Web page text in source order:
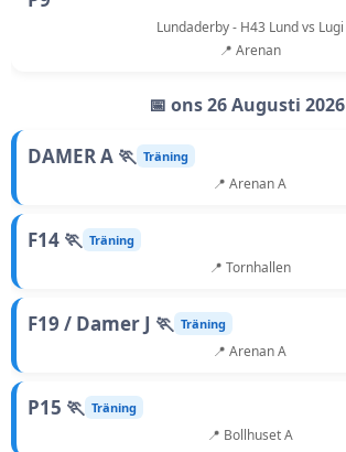
Lundaderby - H43 Lund vs Lugi
📍 Arenan
📅 ons 26 Augusti 2026
DAMER A 🏃 Träning
📍 Arenan A
F14 🏃 Träning
📍 Tornhallen
F19 / Damer J 🏃 Träning
📍 Arenan A
P15 🏃 Träning
📍 Bollhuset A